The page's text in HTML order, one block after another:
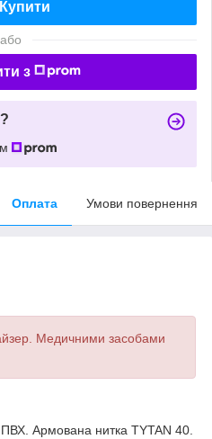
Купити
або
з
Оплата Умови повернення
Медичними засобами
Армована нитка TYTAN 40.